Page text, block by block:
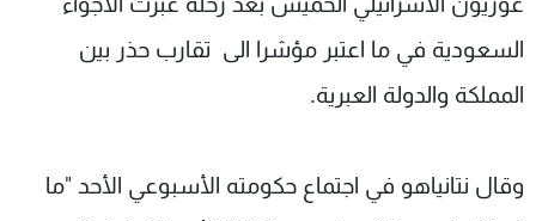
السعودية في ما اعتبر مؤشرا الى تقارب حذر بين
المملكة والدولة العبرية.
وقال نتانياهو في اجتماع حكومته الأسبوعي الأحد "ما